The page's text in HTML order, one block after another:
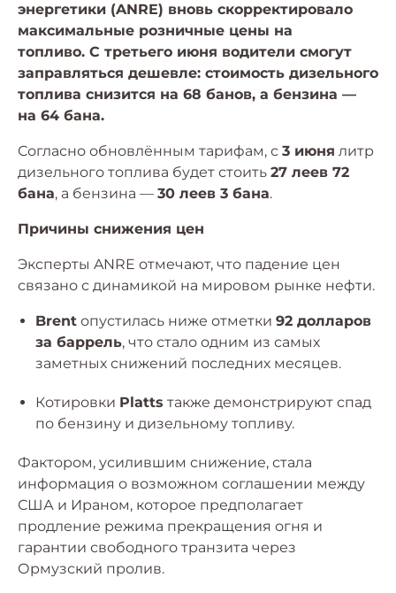
энергетики (ANRE) вновь скорректировало
максимальные розничные цены на
топливо. С третьего июня водители смогут
заправляться дешевле: стоимость дизельного
топлива снизится на 68 банов, а бензина —
на 64 бана.
Согласно обновлённым тарифам, с 3 июня литр
дизельного топлива будет стоить 27 леев 72
бана, а бензина — 30 леев 3 бана.
Причины снижения цен
Эксперты ANRE отмечают, что падение цен
связано с динамикой на мировом рынке нефти.
Brent опустилась ниже отметки 92 долларов
за баррель, что стало одним из самых
заметных снижений последних месяцев.
Котировки Platts также демонстрируют спад
по бензину и дизельному топливу.
Фактором, усилившим снижение, стала
информация о возможном соглашении между
США и Ираном, которое предполагает
продление режима прекращения огня и
гарантии свободного транзита через
Ормузский пролив.